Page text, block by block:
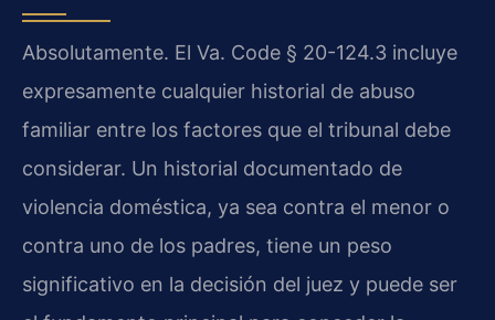
Absolutamente. El Va. Code § 20-124.3 incluye
expresamente cualquier historial de abuso
familiar entre los factores que el tribunal debe
considerar. Un historial documentado de
violencia doméstica, ya sea contra el menor o
contra uno de los padres, tiene un peso
significativo en la decisión del juez y puede ser